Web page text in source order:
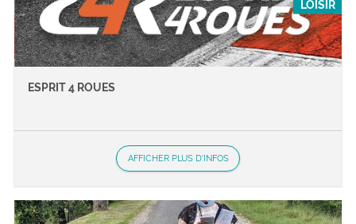
LOISIR
ESPRIT 4 ROUES
AFFICHER PLUS D'INFOS